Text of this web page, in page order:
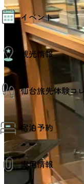
モデルコース
AIおまかせコー
オリジナルプラ
みんなの旅行記
イベント
イベント情報
その他イベン
スポーツ情報
コンベンション
観光情報
観光スポット
温泉
美味いもの
季節のイベント
プロスポーツ
仙台の銘品
仙台夜時間
宿泊施設
仙台観光マップ
仙台旅先体験コ
仙台旅先体験コ
体験プログラム
体験事業者から
体験トピックス
体験事業者
宿泊予約
宿泊予約
実用情報